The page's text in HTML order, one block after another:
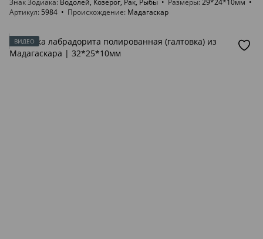
Знак Зодиака Водолей, Козерог, Рак, Рыбы Размеры 29*24*10мм
Артикул 5984 Происхождение Мадагаскар
ВИДЕО